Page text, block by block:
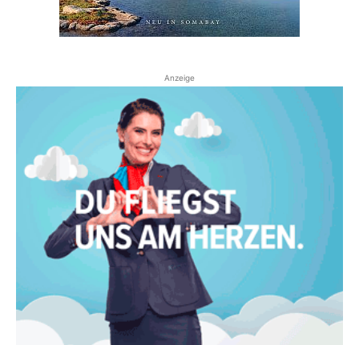
Anzeige